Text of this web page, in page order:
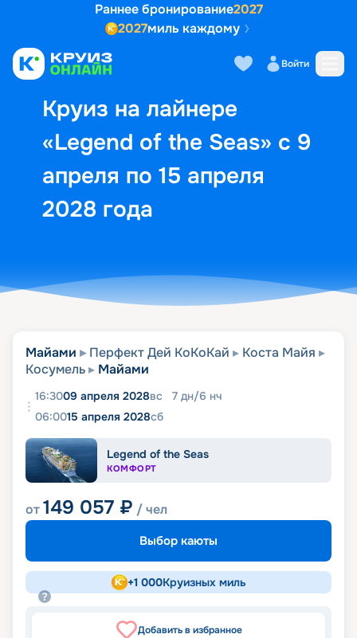
Раннее бронирование2027
2027миль каждому
Войти
Круиз на лайнере
«Legend of the Seas» с 9
апреля по 15 апреля
2028 года
Выбор кают Маршрут и
Майами Перфект Дей КоКоКай
Коста Майя
Косумель
Майами
16:3009 апреля 2028вс 7 дн/6 нч
06:0015 апреля 2028сб
Legend of the Seas
КОМФОРТ
от149 057 ₽ / чел
Выбор каюты
+1 000Круизных миль
Добавить в избранное